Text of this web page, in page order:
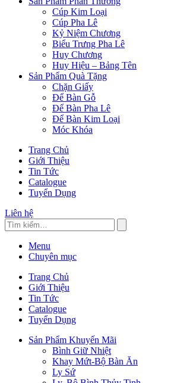
Cúp Kim Loại
Cúp Pha Lê
Kỷ Niệm Chương
Biểu Trưng Pha Lê
Huy Chương
Huy Hiệu – Bảng Tên
Sản Phẩm Quà Tặng
Chặn Giấy
Để Bàn Gỗ
Để Bàn Pha Lê
Để Bàn Kim Loại
Móc Khóa
Trang Chủ
Giới Thiệu
Tin Tức
Catalogue
Tuyển Dụng
Liên hệ
Menu
Chuyên mục
Trang Chủ
Giới Thiệu
Tin Tức
Catalogue
Tuyển Dụng
Sản Phẩm Khuyến Mãi
Bình Giữ Nhiệt
Khay Mứt-Bộ Bàn Ăn
Ly Sứ